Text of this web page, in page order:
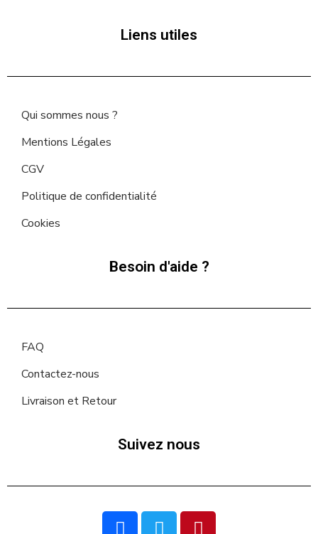
Liens utiles
Qui sommes nous ?
Mentions Légales
CGV
Politique de confidentialité
Cookies
Besoin d'aide ?
FAQ
Contactez-nous
Livraison et Retour
Suivez nous